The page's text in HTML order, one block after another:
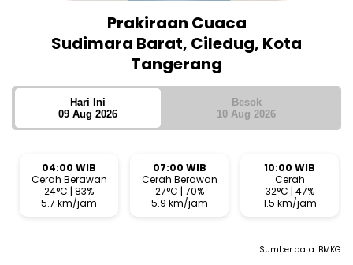
Prakiraan Cuaca
Sudimara Barat, Ciledug, Kota
Tangerang
Hari Ini
09 Aug 2026
Besok
10 Aug 2026
04:00 WIB
Cerah Berawan
24°C | 83%
5.7 km/jam
07:00 WIB
Cerah Berawan
27°C | 70%
5.9 km/jam
10:00 WIB
Cerah
32°C | 47%
1.5 km/jam
Sumber data: BMKG